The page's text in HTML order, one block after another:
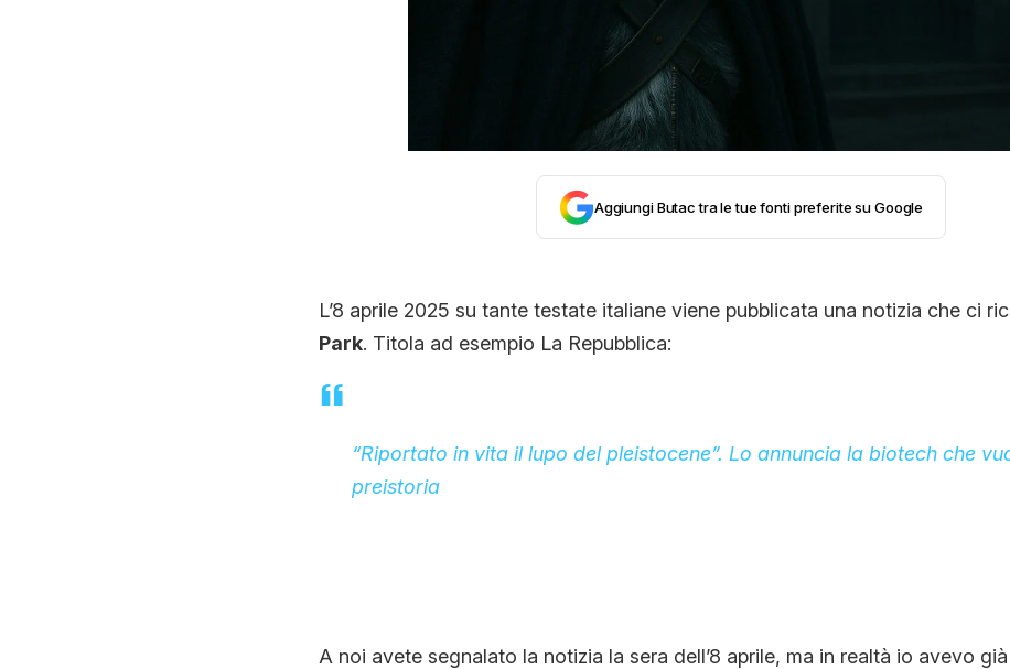
CHI SIAMO
Aggiungi Butac tra le tue fonti preferite su Google
L’8 aprile 2025 su tante testate italiane viene pubblicata una notizia che ci
Park. Titola ad esempio La Repubblica:
“Riportato in vita il lupo del pleistocene”. Lo annuncia la biotech che
preistoria
A noi avete segnalato la notizia la sera dell’8 aprile, ma in realtà io avevo